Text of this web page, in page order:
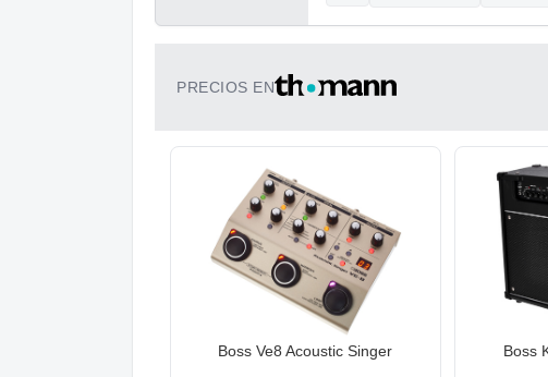
PRECIOS EN
Boss Ve8 Acoustic Singer Boss